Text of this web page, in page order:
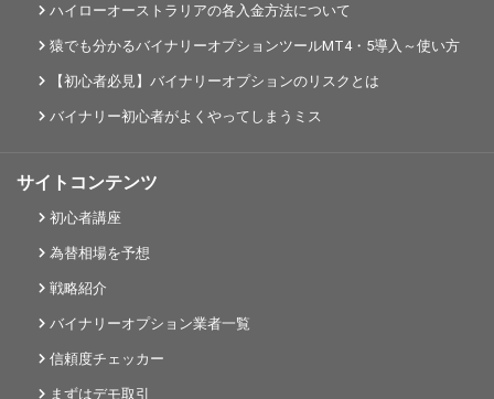
ハイローオーストラリアの各入金方法について
猿でも分かるバイナリーオプションツールMT4・5導入～使い方
【初心者必見】バイナリーオプションのリスクとは
バイナリー初心者がよくやってしまうミス
サイトコンテンツ
初心者講座
為替相場を予想
戦略紹介
バイナリーオプション業者一覧
信頼度チェッカー
まずはデモ取引